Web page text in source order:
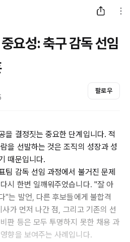
요성: 축구 감독 선임
팔로우
을 결정짓는 중요한 단계입니다. 적
을 선발하는 것은 조직의 성장과 성
때문입니다.
팀 감독 선임 과정에서 불거진 문제
시 한번 일깨워주었습니다. "잘 아
"는 발언, 다른 후보들에게 불합격
가 먼저 나간 점, 그리고 기존의 선
판 등은 모두 투명하지 못한 채용 과
향을 보여주는 사례입니다.